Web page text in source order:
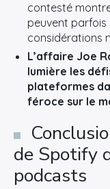
contesté
peuvent parfois
considérations
L’affaire Joe
lumière les
plateformes
féroce sur le
de Spotify
podcasts